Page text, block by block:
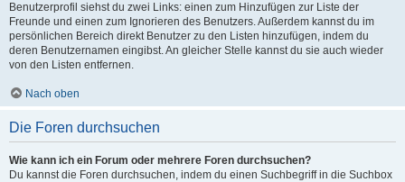
Benutzerprofil siehst du zwei Links: einen zum Hinzufügen zur Liste der
Freunde und einen zum Ignorieren des Benutzers. Außerdem kannst du im
persönlichen Bereich direkt Benutzer zu den Listen hinzufügen, indem du
deren Benutzernamen eingibst. An gleicher Stelle kannst du sie auch wieder
von den Listen entfernen.
Nach oben
Die Foren durchsuchen
Wie kann ich ein Forum oder mehrere Foren durchsuchen?
Du kannst die Foren durchsuchen, indem du einen Suchbegriff in die Suchbox